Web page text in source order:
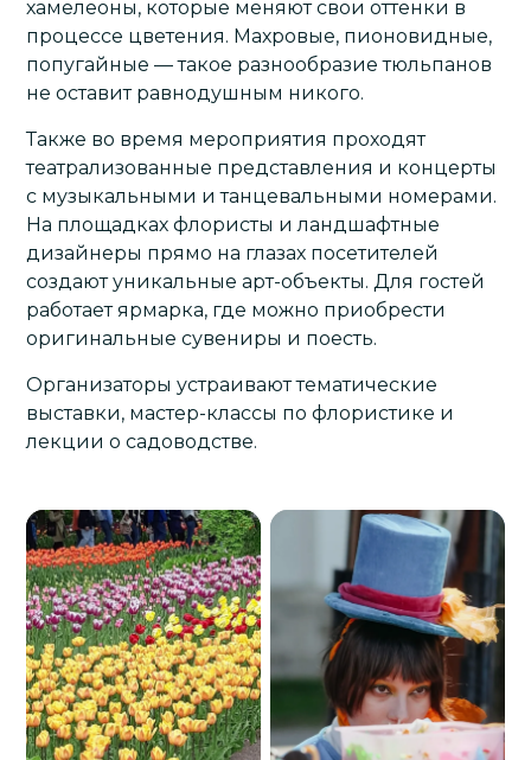
хамелеоны, которые меняют свои оттенки в
процессе цветения. Махровые, пионовидные,
попугайные — такое разнообразие тюльпанов
не оставит равнодушным никого.
Также во время мероприятия проходят
театрализованные представления и концерты
с музыкальными и танцевальными номерами.
На площадках флористы и ландшафтные
дизайнеры прямо на глазах посетителей
создают уникальные арт-объекты. Для гостей
работает ярмарка, где можно приобрести
оригинальные сувениры и поесть.
Организаторы устраивают тематические
выставки, мастер-классы по флористике и
лекции о садоводстве.